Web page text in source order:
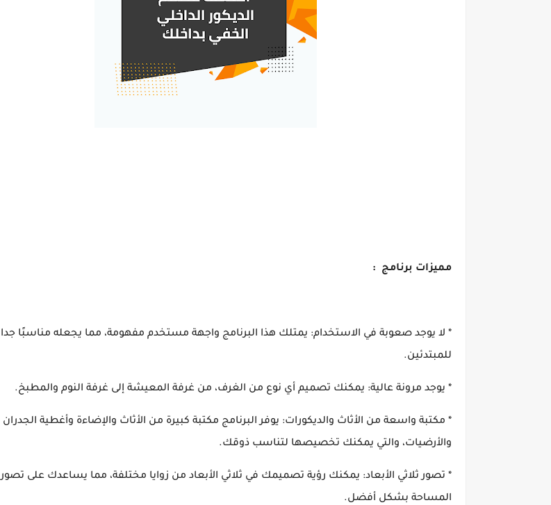
مميزات برنامج :
* لا يوجد صعوبة في الاستخدام: يمتلك هذا البرنامج واجهة مستخدم مفهومة، مما يجعله مناسبًا جدا
للمبتدئين.
* يوجد مرونة عالية: يمكنك تصميم أي نوع من الغرف، من غرفة المعيشة إلى غرفة النوم والمطبخ.
* مكتبة واسعة من الأثاث والديكورات: يوفر البرنامج مكتبة كبيرة من الأثاث والإضاءة وأغطية الجدران
والأرضيات، والتي يمكنك تخصيصها لتناسب ذوقك.
* تصور ثلاثي الأبعاد: يمكنك رؤية تصميمك في ثلاثي الأبعاد من زوايا مختلفة، مما يساعدك على تصور
المساحة بشكل أفضل.